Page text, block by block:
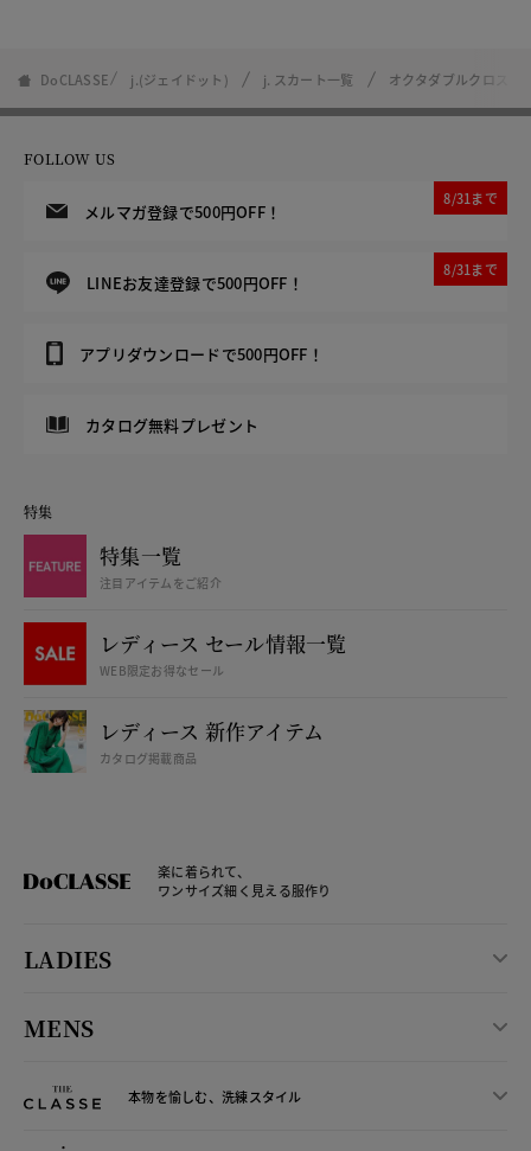
DoCLASSE j.(ジェイドット) j. スカート一覧 オクタダブルクロス・
FOLLOW US
メルマガ登録で500円OFF！
8/31まで
LINEお友達登録で500円OFF！
8/31まで
アプリダウンロードで500円OFF！
カタログ無料プレゼント
特集
特集一覧
注目アイテムをご紹介
レディース セール情報一覧
WEB限定お得なセール
レディース 新作アイテム
カタログ掲載商品
楽に着られて、
ワンサイズ細く見える服作り
LADIES
MENS
本物を愉しむ、洗練スタイル